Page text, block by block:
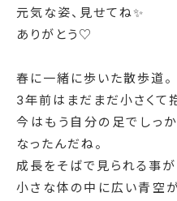
元気な姿、見せてね✨
ありがとう♡
春に一緒に歩いた散歩道。
3年前はまだまだ小さくて
今はもう自分の足でしっ
なったんだね。
成長をそばで見られる事
小さな体の中に広い青空